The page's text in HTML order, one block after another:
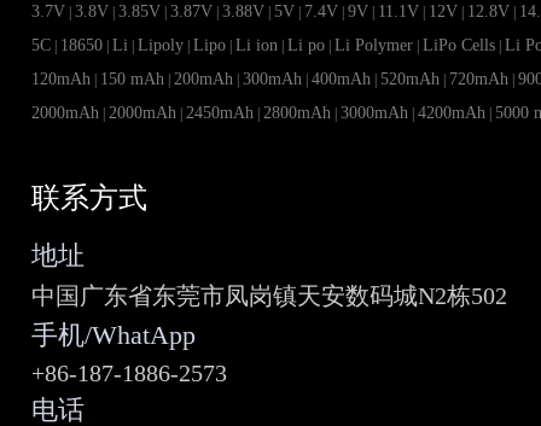
3.7V |3.8V |3.85V |3.87V |3.88V | 5V | 7.4V |9V | 11.1V | 12V | 12.8V |
5C | 18650 |Li |Lipoly |Lipo |Li ion |Li po |Li Polymer |LiPo Cells |Li
120mAh | 150 mAh | 200mAh |300mAh |400mAh | 520mAh | 720mAh |
2000mAh | 2000mAh | 2450mAh | 2800mAh |3000mAh |4200mAh | 5000
联系方式
地址
中国广东省东莞市凤岗镇天安数码城N2栋502
手机/WhatApp
+86-187-1886-2573
电话